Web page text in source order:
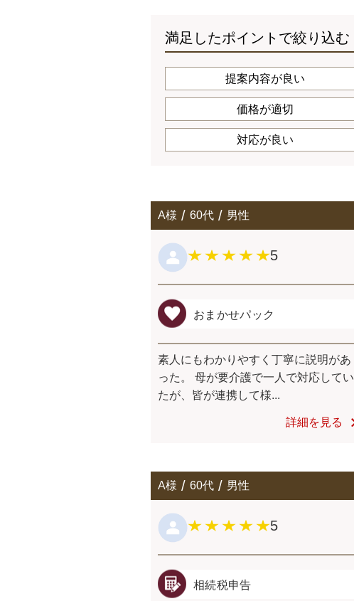
満足したポイントで絞り込む
提案内容が良い
価格が適切
対応が良い
A様 60代 男性
5
おまかせパック
素人にもわかりやすく丁寧に説明があ
った。 母が要介護で一人で対応してい
たが、皆が連携して様...
詳細を見る
A様 60代 男性
5
相続税申告